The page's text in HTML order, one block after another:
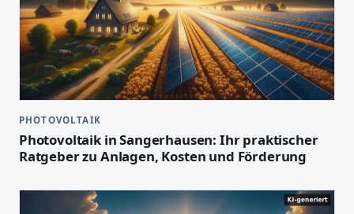
PHOTOVOLTAIK
Photovoltaik in Sangerhausen: Ihr praktischer
Ratgeber zu Anlagen, Kosten und Förderung